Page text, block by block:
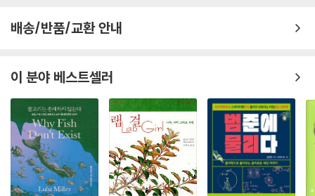
목적은 없다. 좋은 것이 좋은 결과를 내고, 많은 것이 많다는 당연한 말을
---「9장 최초의 생명체와 진화 268쪽」중에서
더욱더 나쁜 것은 인간의 활동으로 지구의 평균 온도가 높아지고 있다. 이
런 기후 변화는 생태계를 훨씬 극적으로 교란할 가능성이 크다. 물론 생물
은 새로운 환경에 적응할 것이다. 하지만 대멸종이 일어날 때, 최상위 포식
자는 언제나 멸종했다. 참고로 지금 최상위 포식자는 인간이다.
---「10장 다세포 생물에서 인간까지 304쪽」중에서
저자는 세상을 이해하고 싶어 물리학자가 됐지만, 오랜 공부 끝에 도달한
결론은 세상을 이해하려면 물리를 넘어 다양한 학문이 필요하다는 것이었
이해할 수 있다. 이는 역으로 인간을 이해하기 위해서는 물리와는 완전히
다른 방법이 필요하다는 말이다. 저자는 물리학에서 화학으로, 화학에서
다시 생물학으로, 그리고 생물학에서 인간학으로 다시 경계를 확장하며 물
리학자의 관점에서 세상을 이해한다는 것이 무엇인지 독자들에게 이야기
를 들려준다. 이 책은 세상을 이해하기 위해 경계를 넘은 물리학자의 좌충
우돌 여행기이자, 세상 모든 것에 대해 알고 싶은 사람을 위한 지도책이다.
물리학자가 본 세상은 원자와 분자의 차가운 운동으로만 가득할 듯하다.
배송/반품/교환 안내
이 분야 베스트셀러